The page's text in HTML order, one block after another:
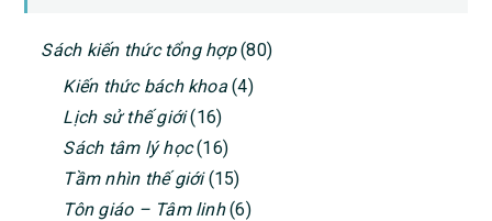
PRIMARY
SIDEBAR
Sách kiến thức tổng hợp(80)
Kiến thức bách khoa(4)
Lịch sử thế giới(16)
Sách tâm lý học(16)
Tầm nhìn thế giới(15)
Tôn giáo – Tâm linh(6)